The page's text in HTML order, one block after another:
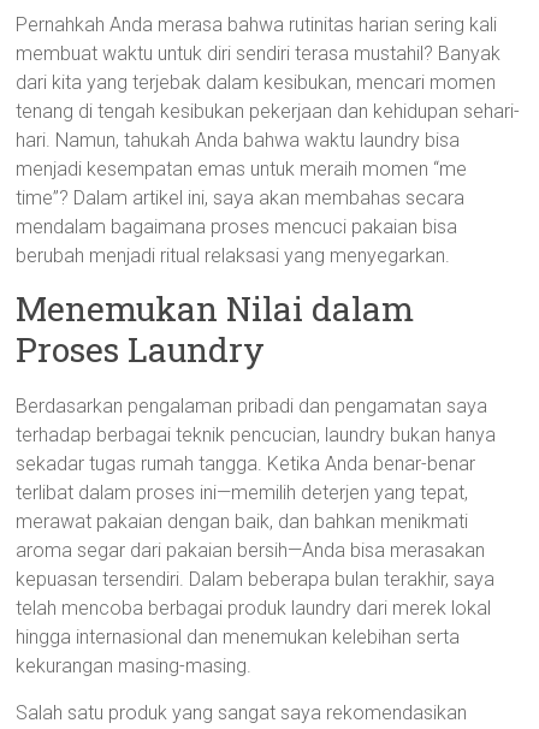
Pernahkah Anda merasa bahwa rutinitas harian sering kali
membuat waktu untuk diri sendiri terasa mustahil? Banyak
dari kita yang terjebak dalam kesibukan, mencari momen
tenang di tengah kesibukan pekerjaan dan kehidupan sehari-
hari. Namun, tahukah Anda bahwa waktu laundry bisa
menjadi kesempatan emas untuk meraih momen “me
time”? Dalam artikel ini, saya akan membahas secara
mendalam bagaimana proses mencuci pakaian bisa
berubah menjadi ritual relaksasi yang menyegarkan.
Menemukan Nilai dalam
Proses Laundry
Berdasarkan pengalaman pribadi dan pengamatan saya
terhadap berbagai teknik pencucian, laundry bukan hanya
sekadar tugas rumah tangga. Ketika Anda benar-benar
terlibat dalam proses ini—memilih deterjen yang tepat,
merawat pakaian dengan baik, dan bahkan menikmati
aroma segar dari pakaian bersih—Anda bisa merasakan
kepuasan tersendiri. Dalam beberapa bulan terakhir, saya
telah mencoba berbagai produk laundry dari merek lokal
hingga internasional dan menemukan kelebihan serta
kekurangan masing-masing.
Salah satu produk yang sangat saya rekomendasikan